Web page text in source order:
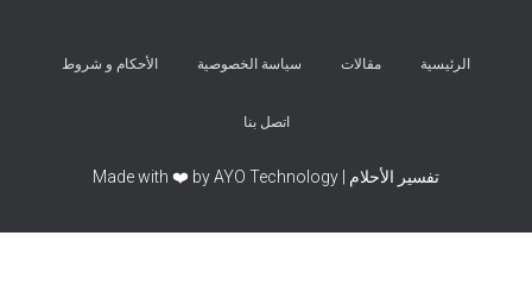
الرئيسية مقالات سياسة الخصوصية الأحكام و شروط
اتصل بنا
تفسير الأحلام | Made with ❤️ by AYO Technology